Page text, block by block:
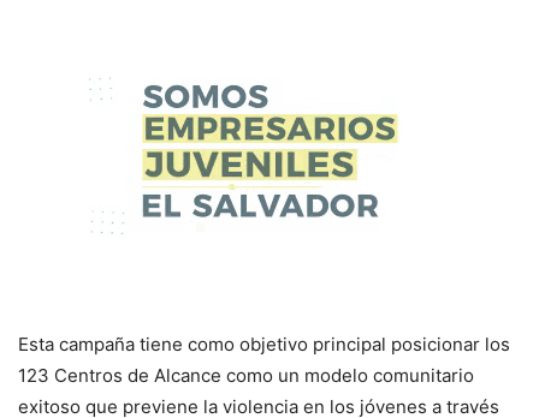
Esta campaña tiene como objetivo principal posicionar los
123 Centros de Alcance como un modelo comunitario
exitoso que previene la violencia en los jóvenes a través